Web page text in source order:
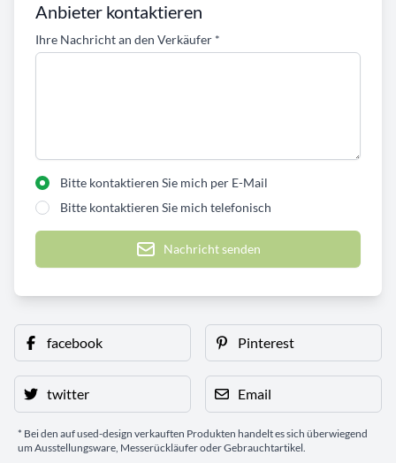
Anbieter kontaktieren
Ihre Nachricht an den Verkäufer *
Bitte kontaktieren Sie mich per E-Mail
Bitte kontaktieren Sie mich telefonisch
Nachricht senden
facebook Pinterest
twitter Email
* Bei den auf used-design verkauften Produkten handelt es sich überwiegend
um Ausstellungsware, Messerückläufer oder Gebrauchtartikel.